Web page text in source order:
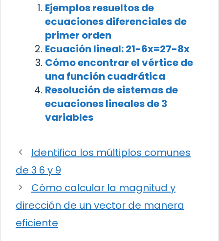
Ejemplos resueltos de
ecuaciones diferenciales de
primer orden
Ecuación lineal: 21-6x=27-8x
Cómo encontrar el vértice de
una función cuadrática
Resolución de sistemas de
ecuaciones lineales de 3
variables
Identifica los múltiplos comunes
de 3 6 y 9
Cómo calcular la magnitud y
dirección de un vector de manera
eficiente